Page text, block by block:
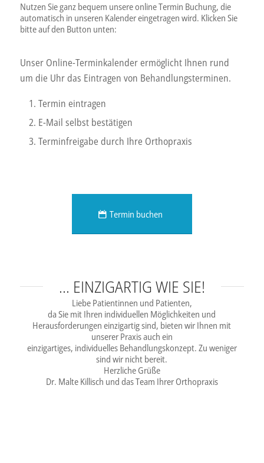
Nutzen Sie ganz bequem unsere online Termin Buchung, die
automatisch in unseren Kalender eingetragen wird. Klicken Sie
bitte auf den Button unten:
Unser Online-Terminkalender ermöglicht Ihnen rund
um die Uhr das Eintragen von Behandlungsterminen.
Termin eintragen
E-Mail selbst bestätigen
Terminfreigabe durch Ihre Orthopraxis
Termin buchen
… EINZIGARTIG WIE SIE!
Liebe Patientinnen und Patienten,
da Sie mit Ihren individuellen Möglichkeiten und
Herausforderungen einzigartig sind, bieten wir Ihnen mit
unserer Praxis auch ein
einzigartiges, individuelles Behandlungskonzept. Zu weniger
sind wir nicht bereit.
Herzliche Grüße
Dr. Malte Killisch und das Team Ihrer Orthopraxis